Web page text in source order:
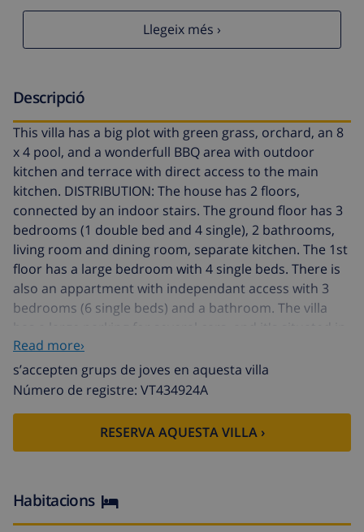
Llegeix més ›
Descripció
This villa has a big plot with green grass, orchard, an 8
x 4 pool, and a wonderfull BBQ area with outdoor
kitchen and terrace with direct access to the main
kitchen. DISTRIBUTION: The house has 2 floors,
connected by an indoor stairs. The ground floor has 3
bedrooms (1 double bed and 4 single), 2 bathrooms,
living room and dining room, separate kitchen. The 1st
floor has a large bedroom with 4 single beds. There is
also an appartment with independant access with 3
bedrooms (6 single beds) and a bathroom. The villa
has a large parking for several cars, and it's situated in
a quiet resedential area at only 1200 mts to the sandy
beach of la Fustera and its supermarket, bank, bars
and restaurants.
Read more›
s’accepten grups de joves en aquesta villa
Número de registre: VT434924A
RESERVA AQUESTA VILLA ›
Habitacions